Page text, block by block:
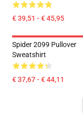
€ 39,51 - € 45,95
Spider 2099 Pullover
Sweatshirt
€ 37,67 - € 44,11